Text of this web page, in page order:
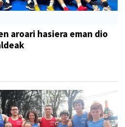
aroari hasiera eman dio